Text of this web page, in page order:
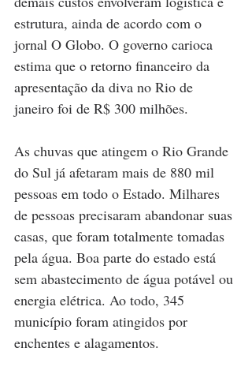
estrutura, ainda de acordo com o
jornal O Globo. O governo carioca
estima que o retorno financeiro da
apresentação da diva no Rio de
janeiro foi de R$ 300 milhões.
As chuvas que atingem o Rio Grande
do Sul já afetaram mais de 880 mil
pessoas em todo o Estado. Milhares
de pessoas precisaram abandonar suas
casas, que foram totalmente tomadas
pela água. Boa parte do estado está
sem abastecimento de água potável ou
energia elétrica. Ao todo, 345
município foram atingidos por
enchentes e alagamentos.